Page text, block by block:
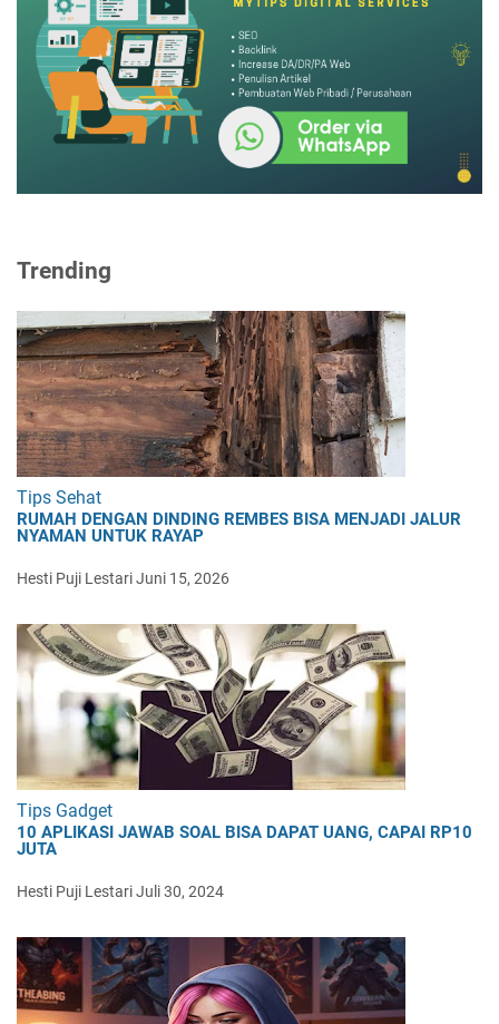
Trending
Tips Sehat
RUMAH DENGAN DINDING REMBES BISA MENJADI JALUR
NYAMAN UNTUK RAYAP
Hesti Puji LestariJuni 15, 2026
Tips Gadget
10 APLIKASI JAWAB SOAL BISA DAPAT UANG, CAPAI RP10
JUTA
Hesti Puji LestariJuli 30, 2024